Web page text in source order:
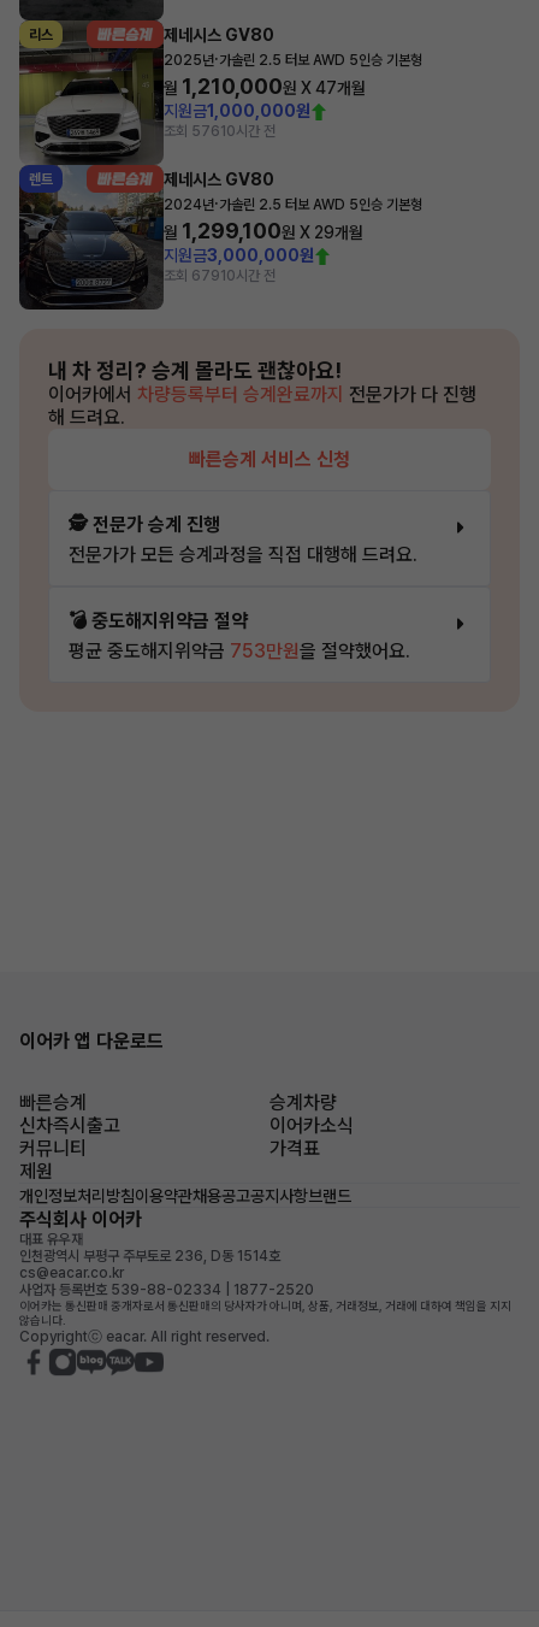
리스 제네시스 GV80
2025년·가솔린 2.5 터보 AWD 5인승 기본형
월 1,210,000원 X47개월
지원금1,000,000원
조회 57610시간 전
렌트 제네시스 GV80
2024년·가솔린 2.5 터보 AWD 5인승 기본형
월 1,299,100원 X 29개월
지원금3,000,000원
조회 67910시간 전
내 차 정리? 승계 몰라도 괜찮아요!
이어카에서 차량등록부터 승계완료까지 전문가가 다 진행
해 드려요.
빠른승계 서비스 신청
🕵️ 전문가 승계 진행
전문가가 모든 승계과정을 직접 대행해 드려요.
💣 중도해지위약금 절약
평균 중도해지위약금 753만원을 절약했어요.
이어카 앱 다운로드
빠른승계
승계차량
신차즉시출고
이어카소식
커뮤니티
가격표
제원
개인정보처리방침이용약관채용공고공지사항브랜드
주식회사 이어카
대표 유우재
인천광역시 부평구 주부토로 236, D동 1514호
cs@eacar.co.kr
사업자 등록번호 539-88-02334 | 1877-2520
이어카는 통신판매 중개자로서 통신판매의 당사자가 아니며, 상품, 거래정보, 거래에 대하여 책임을 지지
않습니다.
Copyrightⓒ eacar. All right reserved.